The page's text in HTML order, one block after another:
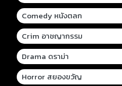
Comedy หนังตลก
Crim อาชญากรรม
Drama ดราม่า
Horror สยองขวัญ